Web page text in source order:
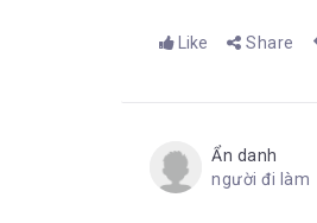
Like Share
Ẩn danh
người đi làm